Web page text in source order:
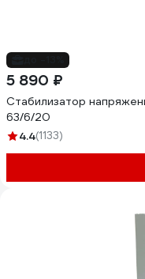
5 890 ₽
Стабилизатор
63/6/20
4.4(1133)